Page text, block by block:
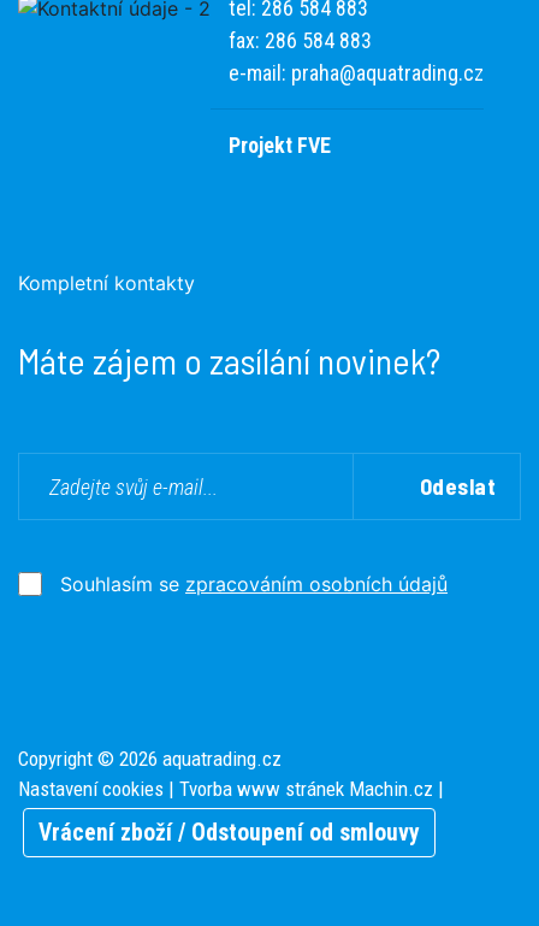
tel: 286 584 883
fax: 286 584 883
e-mail: praha@aquatrading.cz
Projekt FVE
Kompletní kontakty
Máte zájem o zasílání novinek?
Souhlasím se zpracováním osobních údajů
Odeslat
Copyright © 2026 aquatrading.cz
Nastavení cookies | Tvorba www stránek Machin.cz |
Vrácení zboží / Odstoupení od smlouvy